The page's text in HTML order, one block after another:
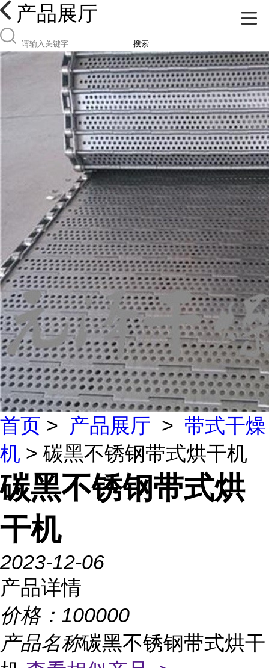
产品展厅
搜索
首页 > 产品展厅 > 带式干燥
机 > 碳黑不锈钢带式烘干机
碳黑不锈钢带式烘
干机
2023-12-06
产品详情
价格： 100000
产品名称碳黑不锈钢带式烘干